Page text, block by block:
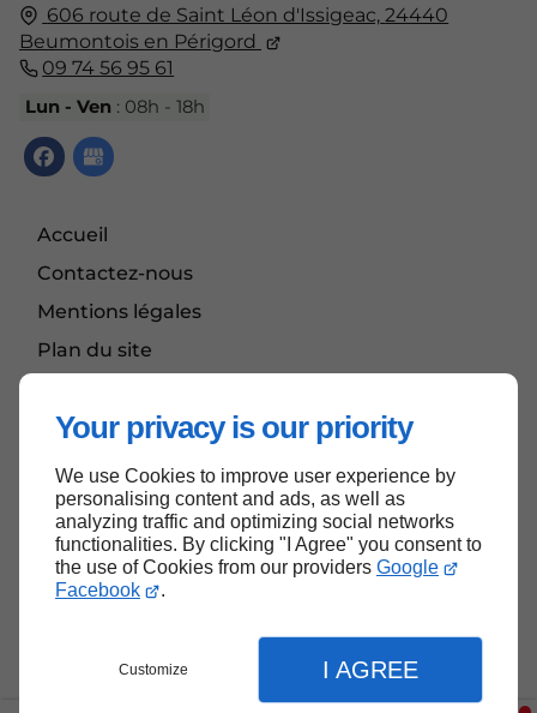
Your privacy is our priority
We use Cookies to improve user experience by
personalising content and ads, as well as
analyzing traffic and optimizing social networks
functionalities. By clicking "I Agree" you consent to
the use of Cookies from our providers Google
Facebook
.
Customize I AGREE
606 route de Saint Léon d'Issigeac, 24440
Beumontois en Périgord
09 74 56 95 61
Lun - Ven : 08h - 18h
Accueil
Contactez-nous
Mentions légales
Plan du site
Haut de page